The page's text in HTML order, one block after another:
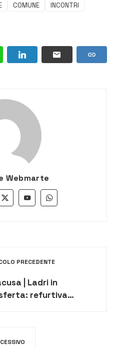
COMUNE
INCONTRI
Webmarte
PRECEDENTE
| Ladri in
refurtiva